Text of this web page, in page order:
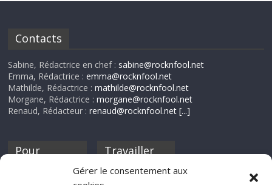
Gérer le consentement aux
Contacts
Sabine, Rédactrice en chef : sabine@rocknfool.net
Emma, Rédactrice :emma@rocknfool.net
Mathilde, Rédactrice :mathilde@rocknfool.net
Morgane, Rédactrice :morgane@rocknfool.net
Renaud, Rédacteur :renaud@rocknfool.net [...]
Pour
discothèque
Travailler